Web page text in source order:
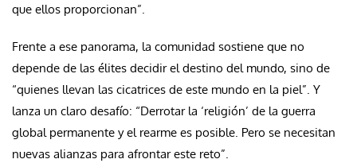
que ellos proporcionan”.
Frente a ese panorama, la comunidad sostiene que no
depende de las élites decidir el destino del mundo, sino de
“quienes llevan las cicatrices de este mundo en la piel”. Y
lanza un claro desafío: “Derrotar la ‘religión’ de la guerra
global permanente y el rearme es posible. Pero se necesitan
nuevas alianzas para afrontar este reto”.